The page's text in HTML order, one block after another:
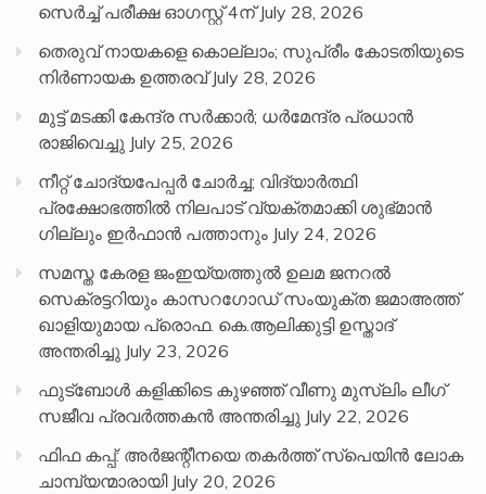
സെർച്ച് പരീക്ഷ ഓഗസ്റ്റ് 4ന് July 28, 2026
തെരുവ് നായകളെ കൊല്ലാം; സുപ്രീം കോടതിയുടെ
നിർണായക ഉത്തരവ് July 28, 2026
മുട്ട് മടക്കി കേന്ദ്ര സർക്കാർ; ധർമേന്ദ്ര പ്രധാൻ
രാജിവെച്ചു July 25, 2026
നീറ്റ് ചോദ്യപേപ്പര്‍ ചോര്‍ച്ച; വിദ്യാർത്ഥി
പ്രക്ഷോഭത്തിൽ നിലപാട് വ്യക്തമാക്കി ശുഭ്മാൻ
ഗില്ലും ഇർഫാൻ പത്താനും July 24, 2026
സമസ്ത കേരള ജംഇയ്യത്തുൽ ഉലമ ജനറൽ
സെക്രട്ടറിയും കാസറഗോഡ് സംയുക്ത ജമാഅത്ത്
ഖാളിയുമായ പ്രൊഫ. കെ.ആലിക്കുട്ടി ഉസ്താദ്
അന്തരിച്ചു July 23, 2026
ഫുട്ബോൾ കളിക്കിടെ കുഴഞ്ഞ് വീണു മുസ്ലിം ലീഗ്
സജീവ പ്രവർത്തകൻ അന്തരിച്ചു July 22, 2026
ഫിഫ കപ്പ്: അർജന്റീനയെ തകർത്ത് സ്പെയിൻ ലോക
ചാമ്പ്യന്മാരായി July 20, 2026